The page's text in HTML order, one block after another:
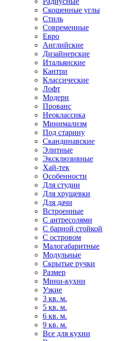
Скошенные углы
Стиль
Современные
Евро
Английские
Дизайнерские
Итальянские
Кантри
Классические
Лофт
Модерн
Прованс
Неоклассика
Минимализм
Под старину
Скандинавские
Элитные
Эксклюзивные
Хай-тек
Особенности
Для студии
Для хрущевки
Для дачи
Встроенные
С антресолями
С барной стойкой
С островом
Малогабаритные
Модульные
Скрытые ручки
Размер
Мини-кухни
Узкие
3 кв. м.
5 кв. м.
6 кв. м.
9 кв. м.
Все для кухни